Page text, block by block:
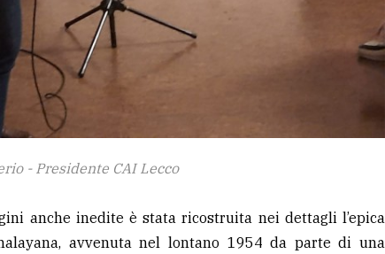
- Presidente CAI Lecco
anche inedite è stata ricostruita nei dettagli l’epica
avvenuta nel lontano 1954 da parte di una